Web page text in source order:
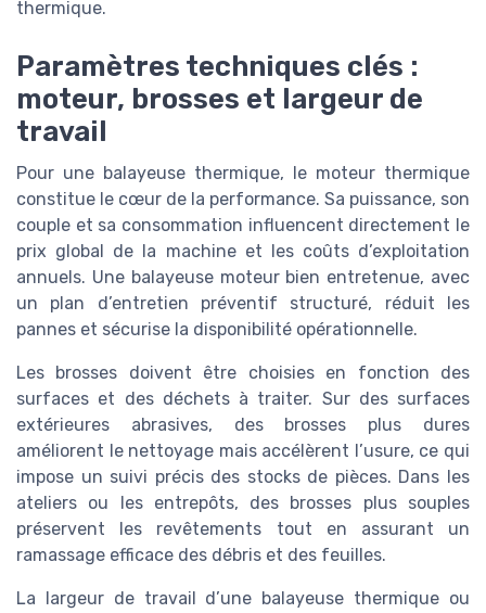
thermique.
Paramètres techniques clés :
moteur, brosses et largeur de
travail
Pour une balayeuse thermique, le moteur thermique
constitue le cœur de la performance. Sa puissance, son
couple et sa consommation influencent directement le
prix global de la machine et les coûts d’exploitation
annuels. Une balayeuse moteur bien entretenue, avec
un plan d’entretien préventif structuré, réduit les
pannes et sécurise la disponibilité opérationnelle.
Les brosses doivent être choisies en fonction des
surfaces et des déchets à traiter. Sur des surfaces
extérieures abrasives, des brosses plus dures
améliorent le nettoyage mais accélèrent l’usure, ce qui
impose un suivi précis des stocks de pièces. Dans les
ateliers ou les entrepôts, des brosses plus souples
préservent les revêtements tout en assurant un
ramassage efficace des débris et des feuilles.
La largeur de travail d’une balayeuse thermique ou